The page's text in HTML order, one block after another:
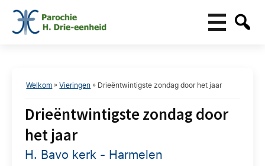
Welkom »Vieringen » Drieëntwintigste zondag door het jaar
Drieëntwintigste zondag door
het jaar
H. Bavo kerk - Harmelen